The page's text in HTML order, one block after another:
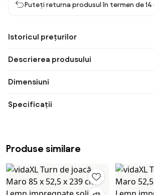
Puteți returna produsul în termen de 14
Istoricul prețurilor
Descrierea produsului
Dimensiuni
Specificații
Produse similare